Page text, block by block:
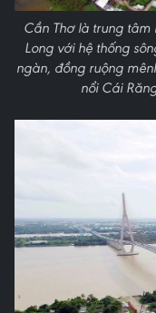
Cần Thơ là trung
Long với hệ thống
ngàn, đồng ruộng
nổi Cái